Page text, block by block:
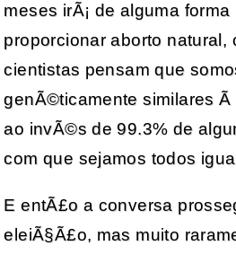
meses irÃ¡ de alguma
proporcionar aborto natural,
cientistas pensam que
genÃ©ticamente similares
ao invÃ©s de 99.3% de
com que sejamos todos
E entÃ£o a conversa
eleiÃ§Ã£o, mas muito